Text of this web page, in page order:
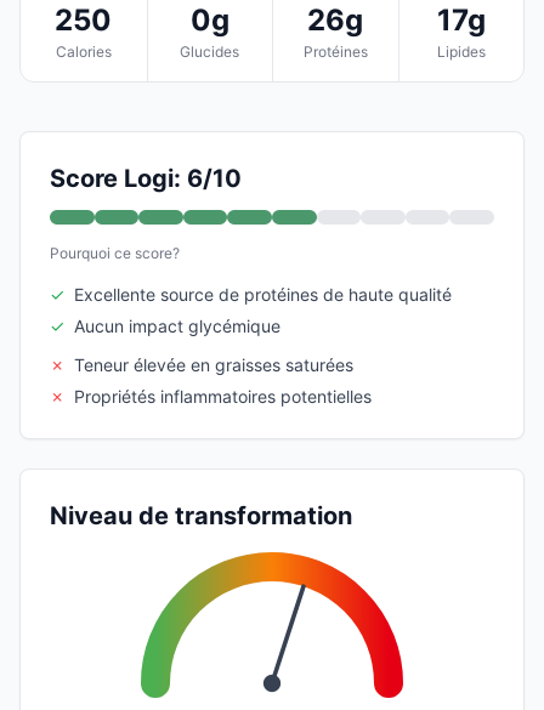
250
Calories
0g
Glucides
26g
Protéines
17g
Lipides
Score Logi: 6/10
Pourquoi ce score?
✓ Excellente source de protéines de haute qualité
✓ Aucun impact glycémique
✗ Teneur élevée en graisses saturées
✗
Propriétés inflammatoires potentielles
Niveau de transformation